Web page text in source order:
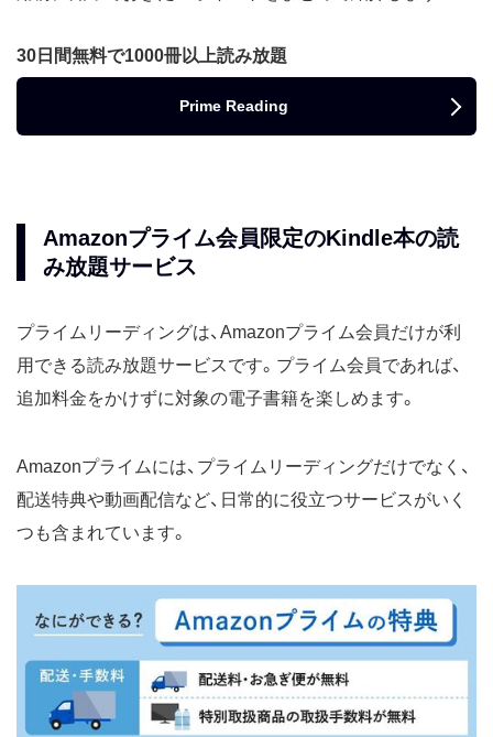
30日間無料で1000冊以上読み放題
Prime Reading
Amazonプライム会員限定のKindle本の読
み放題サービス
プライムリーディングは、Amazonプライム会員だけが利
用できる読み放題サービスです。プライム会員であれば、
追加料金をかけずに対象の電子書籍を楽しめます。
Amazonプライムには、プライムリーディングだけでなく、
配送特典や動画配信など、日常的に役立つサービスがいく
つも含まれています。